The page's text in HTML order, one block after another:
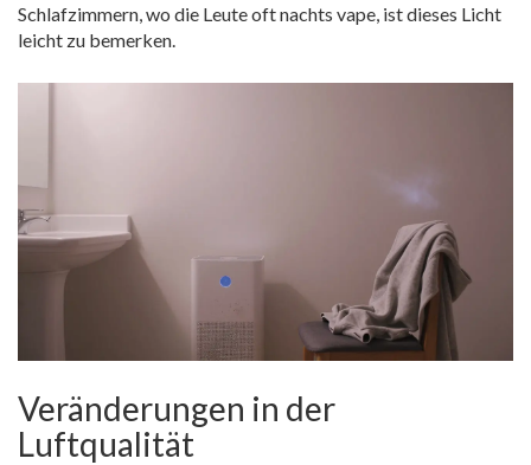
Schlafzimmern, wo die Leute oft nachts vape, ist dieses Licht
leicht zu bemerken.
Veränderungen in der
Luftqualität